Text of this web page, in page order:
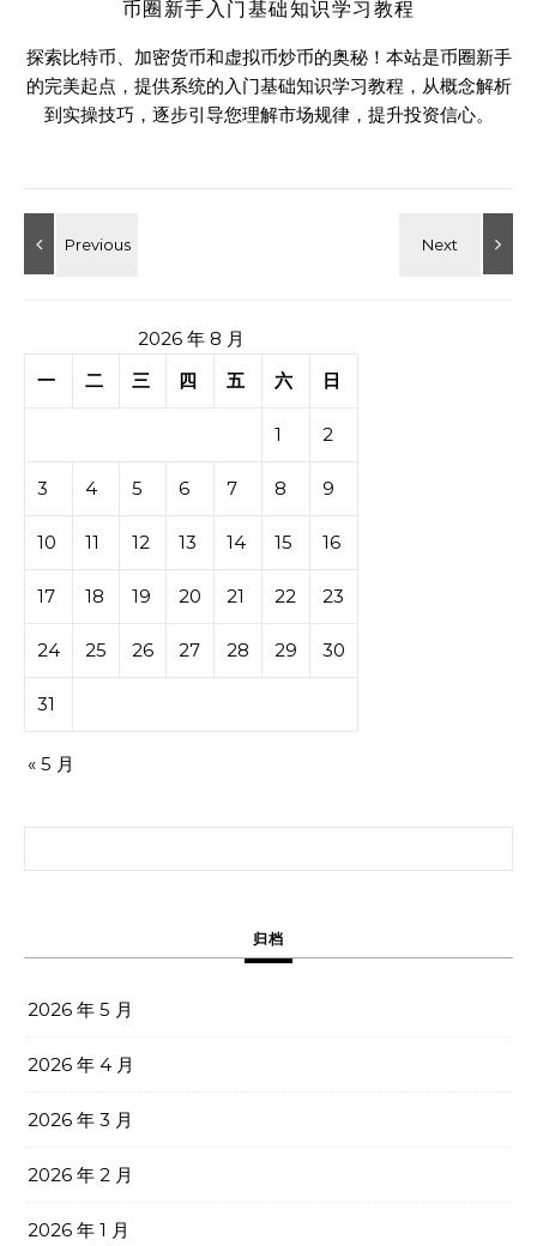
币圈新手入门基础知识学习教程
探索比特币、加密货币和虚拟币炒币的奥秘！本站是币圈新手
的完美起点，提供系统的入门基础知识学习教程，从概念解析
到实操技巧，逐步引导您理解市场规律，提升投资信心。
2026 年 8 月
一
二 三 四 五 六 日
1 2
3 4 5 6 7 8 9
10 11 12 13 14 15 16
17 18 19 20 21 22 23
24 25 26 27 28 29 30
31
« 5 月
归档
2026 年 5 月
2026 年 4 月
2026 年 3 月
2026 年 2 月
2026 年 1 月